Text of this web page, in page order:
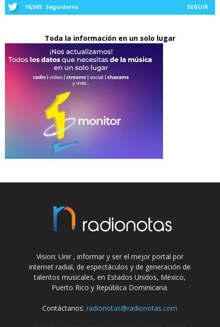
16,569 Seguidores SEGUIR
Toda la información en un solo lugar
Vision: Unir , informar y ser el mejor portal por
internet radial, de espectáculos y de generación de
talentos musicales, en Estados Unidos, México,
Puerto Rico y República Dominicana.
Contáctanos:radionotas@radionotas.com